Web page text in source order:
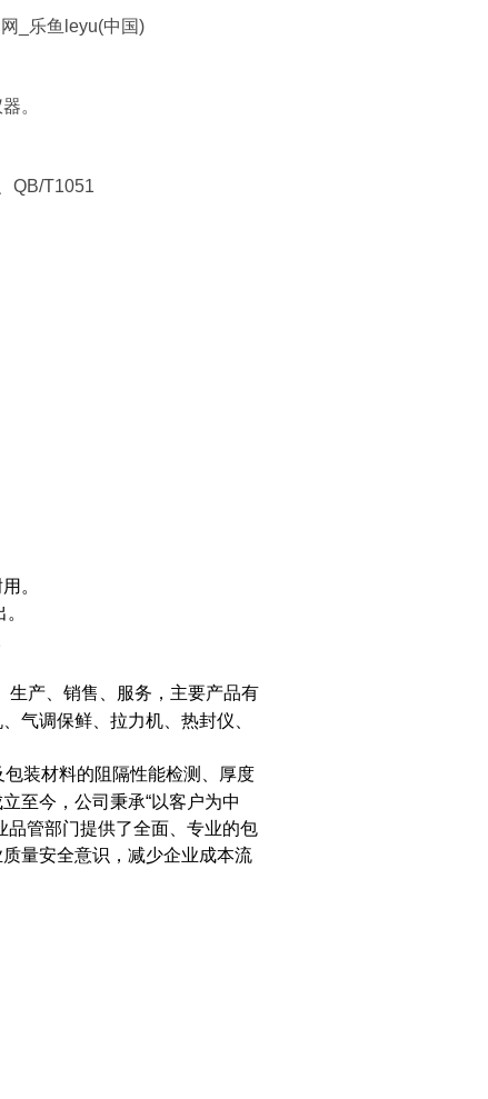
_乐鱼leyu(中国)
。
QB/T1051
。
生产、销售、服务，主要产品有
气调保鲜、拉力机、热封仪、
装材料的阻隔性能检测、厚度
至今，公司秉承“以客户为中
品管部门提供了全面、专业的包
量安全意识，减少企业成本流